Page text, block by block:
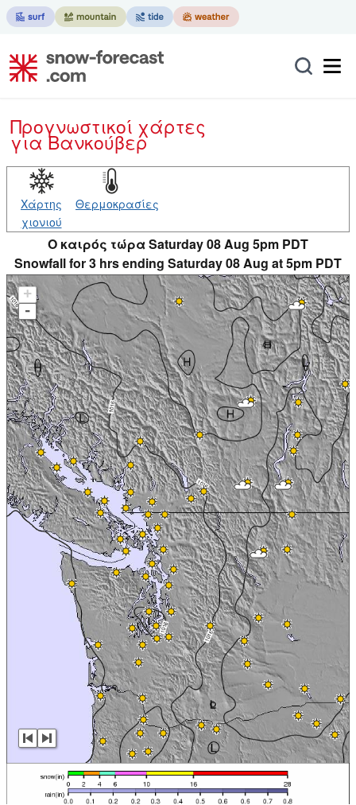
Προγνωστικοί χάρτες
για Βανκούβερ
Χάρτης
χιονιού
Θερμοκρασίες
O καιρός τώρα Saturday 08 Aug 5pm PDT
Snowfall for 3 hrs ending Saturday 08 Aug at 5pm PDT
+
-